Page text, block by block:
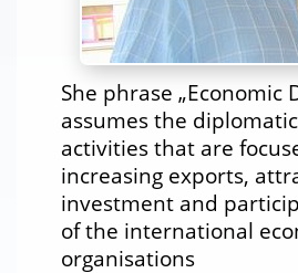
She phrase „Economic
assumes the
activities that are
increasing exports,
investment and
of the international
organisations